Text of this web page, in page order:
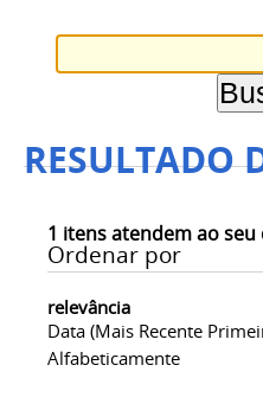
RESULTADO
1 itens atendem ao
Ordenar por
relevância
Data (mais Recente
Alfabeticamente